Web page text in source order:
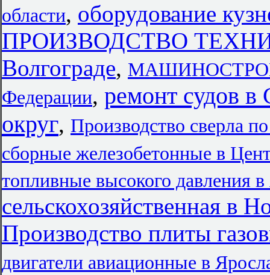
области, оборудование
ПРОИЗВОДСТВО
Волгограде,
Федерации, ремонт судов
округ, Производство сверла
сборные железобетонные в
топливные высокого давления
сельскохозяйственная в
Производство плиты
двигатели авиационные в